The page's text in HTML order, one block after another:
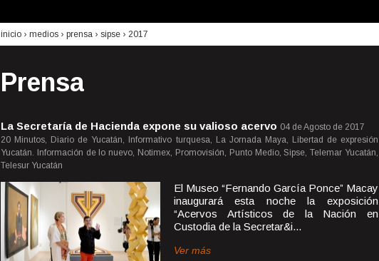
inicio › medios › prensa › sipse › 2017
Prensa
La Secretaría de Hacienda expone su valioso acervo 04 de Agosto de 2017
20 Minutos, Diario de Yucatán, Informativo turquesa, La Jornada Maya, Libertad de expresión
Yucatán. Información de lo nuevo, Notimex, Promovisión, Punto Medio, Sipse, Telemar Yucatán,
Telesur Yucatán
El Museo “Fernando García Ponce” Macay
inaugurará esta noche la exposición
“Acervos Artísticos de la Nación en
Custodia de la Secretar&i...
Ver más